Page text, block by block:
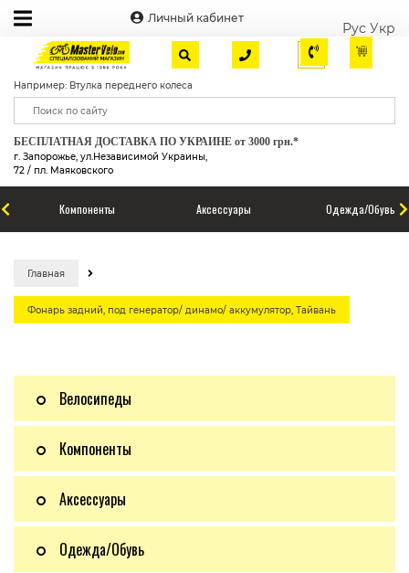
Личный кабинет
Рус Укр
Например: Втулка переднего колеса
БЕСПЛАТНАЯ ДОСТАВКА ПО УКРАИНЕ от 3000 грн.*
г. Запорожье, ул.Независимой Украины,
72 / пл. Маяковского
Компоненты Аксессуары Одежда/Обувь
Главная
Фонарь задний, под генератор/ динамо/ аккумулятор, Тайвань
Велосипеды
Компоненты
Аксессуары
Одежда/Обувь